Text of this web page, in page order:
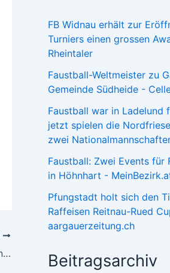
Auslosung erfolgt Start in wenigen Stunden
FB Widnau erhält zur
Turniers einen grossen
Rheintaler
Faustball-Weltmeister zu
Gemeinde Südheide -
Faustball war in Ladelund
jetzt spielen die
zwei
Faustball: Zwei Events für
in Höhnhart -
Pfungstadt holt sich den
Raffeisen Reitnau-Rued
aargauerzeitung.ch
Beitragsarchiv